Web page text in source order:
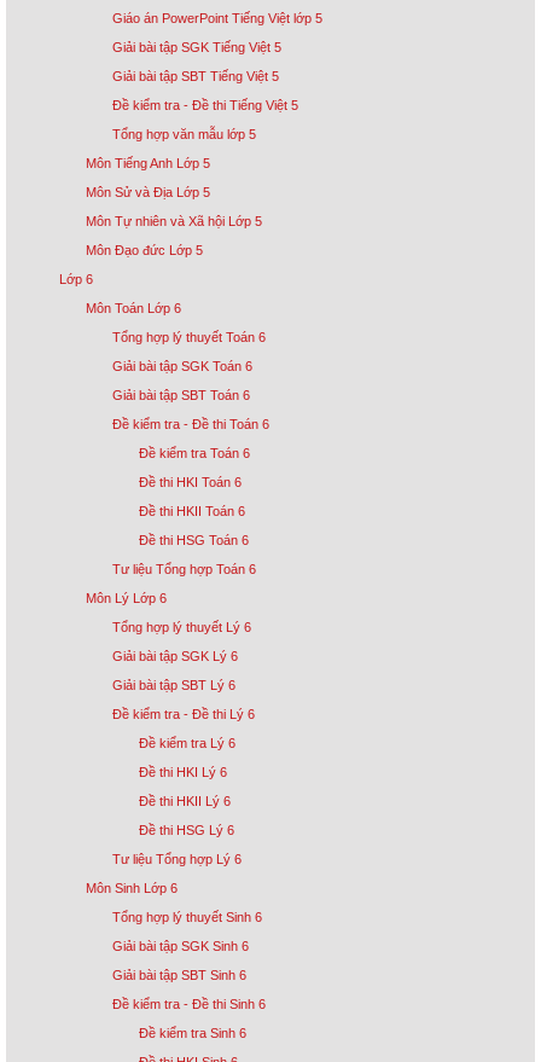
Giáo án PowerPoint Tiếng Việt lớp 5
Giải bài tập SGK Tiếng Việt 5
Giải bài tập SBT Tiếng Việt 5
Đề kiểm tra - Đề thi Tiếng Việt 5
Tổng hợp văn mẫu lớp 5
Môn Tiếng Anh Lớp 5
Môn Sử và Địa Lớp 5
Môn Tự nhiên và Xã hội Lớp 5
Môn Đạo đức Lớp 5
Lớp 6
Môn Toán Lớp 6
Tổng hợp lý thuyết Toán 6
Giải bài tập SGK Toán 6
Giải bài tập SBT Toán 6
Đề kiểm tra - Đề thi Toán 6
Đề kiểm tra Toán 6
Đề thi HKI Toán 6
Đề thi HKII Toán 6
Đề thi HSG Toán 6
Tư liệu Tổng hợp Toán 6
Môn Lý Lớp 6
Tổng hợp lý thuyết Lý 6
Giải bài tập SGK Lý 6
Giải bài tập SBT Lý 6
Đề kiểm tra - Đề thi Lý 6
Đề kiểm tra Lý 6
Đề thi HKI Lý 6
Đề thi HKII Lý 6
Đề thi HSG Lý 6
Tư liệu Tổng hợp Lý 6
Môn Sinh Lớp 6
Tổng hợp lý thuyết Sinh 6
Giải bài tập SGK Sinh 6
Giải bài tập SBT Sinh 6
Đề kiểm tra - Đề thi Sinh 6
Đề kiểm tra Sinh 6